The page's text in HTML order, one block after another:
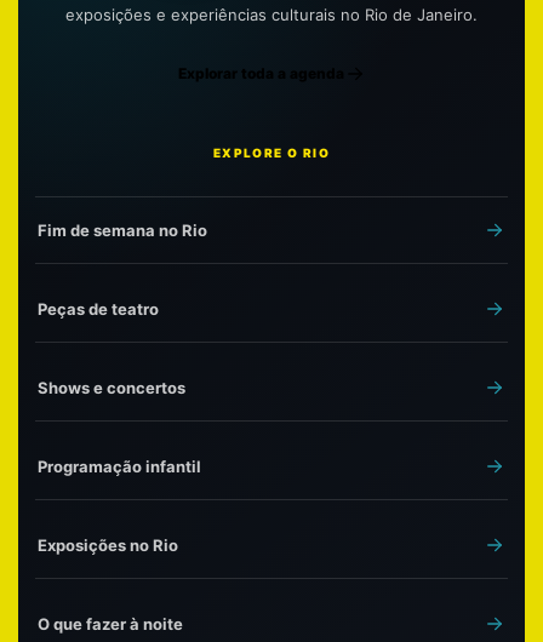
exposições e experiências culturais no Rio de Janeiro.
Explorar toda a agenda
EXPLORE O RIO
Fim de semana no Rio
Peças de teatro
Shows e concertos
Programação infantil
Exposições no Rio
O que fazer à noite